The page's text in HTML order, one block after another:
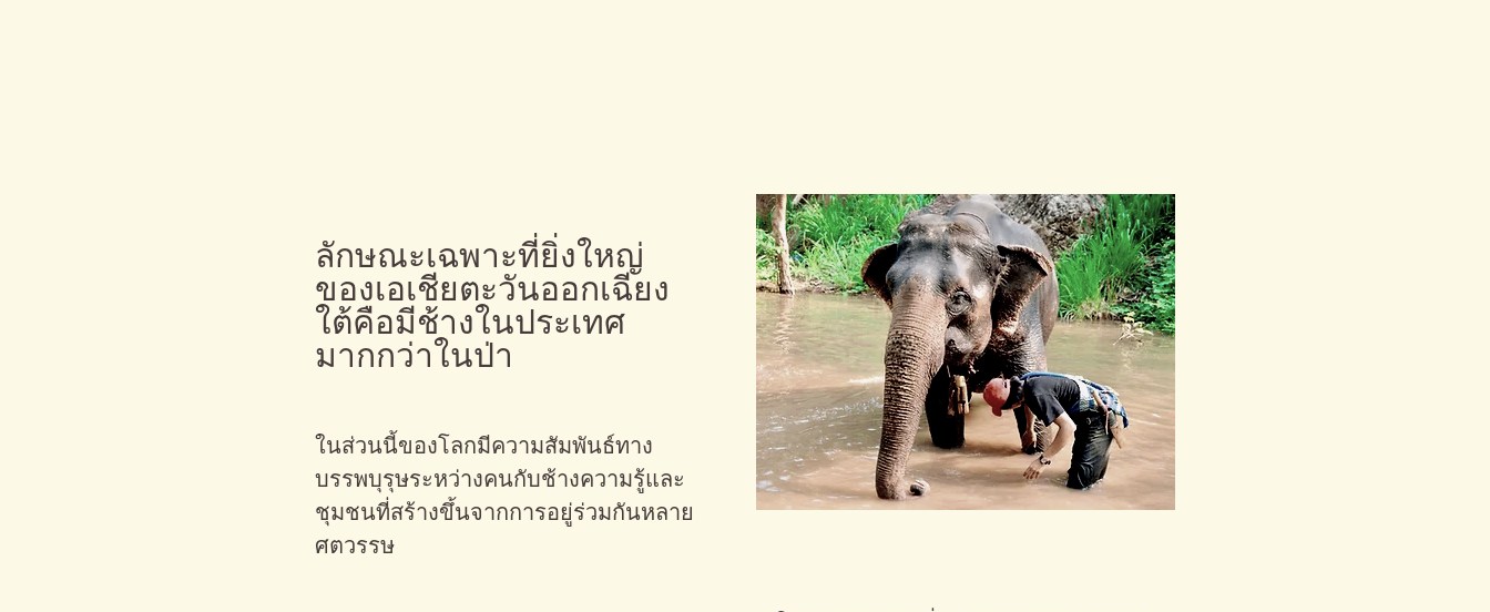
ลักษณะเฉพาะที่ยิ่งใหญ่
ของเอเชียตะวันออกเฉียง
ใต้คือมีช้างในประเทศ
มากกว่าในป่า
ในส่วนนี้ของโลกมีความสัมพันธ์ทาง
บรรพบุรุษระหว่างคนกับช้างความรู้และ
ชุมชนที่สร้างขึ้นจากการอยู่ร่วมกันหลาย
ศตวรรษ